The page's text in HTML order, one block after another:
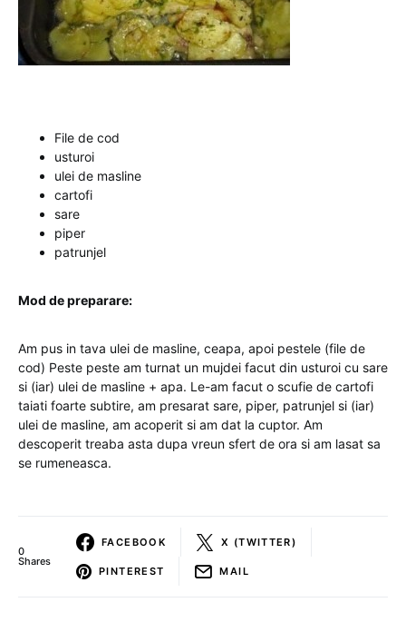
File de cod
usturoi
ulei de masline
cartofi
sare
piper
patrunjel
Mod de preparare:
Am pus in tava ulei de masline, ceapa, apoi pestele (file de
cod) Peste peste am turnat un mujdei facut din usturoi cu sare
si (iar) ulei de masline + apa. Le-am facut o scufie de cartofi
taiati foarte subtire, am presarat sare, piper, patrunjel si (iar)
ulei de masline, am acoperit si am dat la cuptor. Am
descoperit treaba asta dupa vreun sfert de ora si am lasat sa
se rumeneasca.
0
Shares
FACEBOOK X (TWITTER)
PINTEREST MAIL